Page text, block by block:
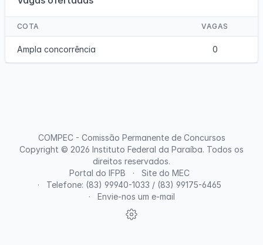
COTA VAGAS
Ampla concorrência 0
Portal do IFPB
Site do MEC
Telefone: (83) 99940-1033 / (83) 99175-6465
Envie-nos um e-mail
COMPEC - Comissão Permanente de Concursos
Copyright © 2026 Instituto Federal da Paraíba. Todos os
direitos reservados.